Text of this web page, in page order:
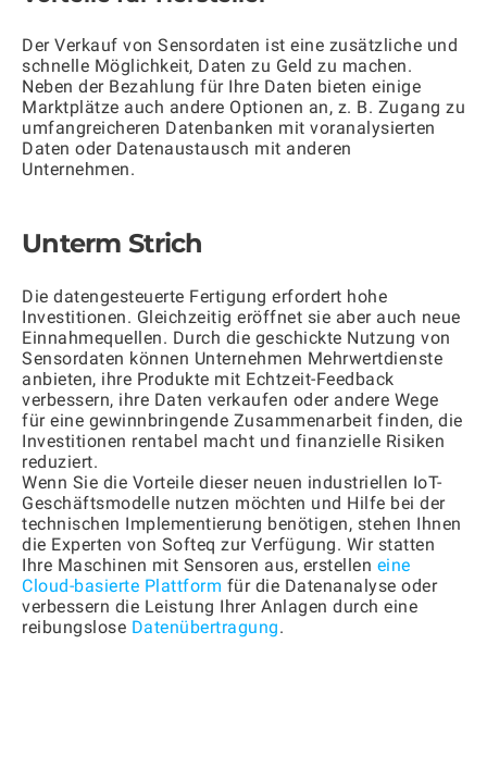
Der Verkauf von Sensordaten ist eine zusätzliche und
schnelle Möglichkeit, Daten zu Geld zu machen.
Neben der Bezahlung für Ihre Daten bieten einige
Marktplätze auch andere Optionen an, z. B. Zugang zu
umfangreicheren Datenbanken mit voranalysierten
Daten oder Datenaustausch mit anderen
Unternehmen.
Unterm Strich
Die datengesteuerte Fertigung erfordert hohe
Investitionen. Gleichzeitig eröffnet sie aber auch neue
Einnahmequellen. Durch die geschickte Nutzung von
Sensordaten können Unternehmen Mehrwertdienste
anbieten, ihre Produkte mit Echtzeit-Feedback
verbessern, ihre Daten verkaufen oder andere Wege
für eine gewinnbringende Zusammenarbeit finden, die
Investitionen rentabel macht und finanzielle Risiken
reduziert.
Wenn Sie die Vorteile dieser neuen industriellen IoT-
Geschäftsmodelle nutzen möchten und Hilfe bei der
technischen Implementierung benötigen, stehen Ihnen
die Experten von Softeq zur Verfügung. Wir statten
Ihre Maschinen mit Sensoren aus, erstellen eine
Cloud-basierte Plattform für die Datenanalyse oder
verbessern die Leistung Ihrer Anlagen durch eine
reibungslose Datenübertragung.